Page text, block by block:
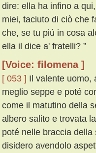
dire: ella ha infino a
miei, taciuto di ciò che
che, se tu piú in cosa
ella il dice a' fratelli? ”
[Voice: filomena ]
[ 053 ] Il valente uomo,
meglio seppe e poté
come il matutino della
albero salito e trovata
poté nelle braccia
disidero avendolo